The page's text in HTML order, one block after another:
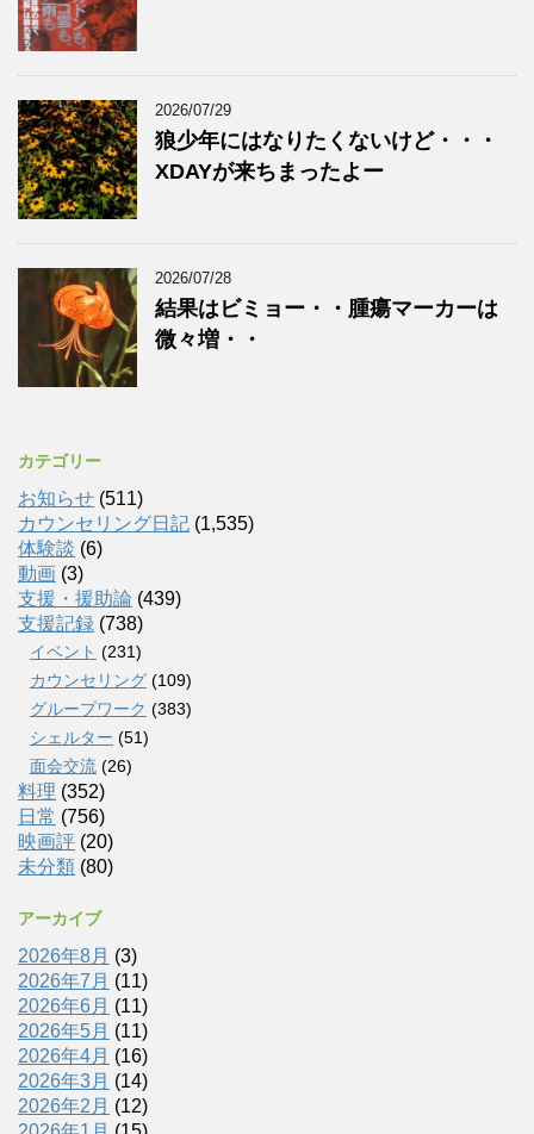
2026/07/29
狼少年にはなりたくないけど・・・
XDAYが来ちまったよー
2026/07/28
結果はビミョー・・腫瘍マーカーは
微々増・・
カテゴリー
お知らせ (511)
カウンセリング日記 (1,535)
体験談 (6)
動画 (3)
支援・援助論 (439)
支援記録 (738)
イベント (231)
カウンセリング (109)
グループワーク (383)
シェルター (51)
面会交流 (26)
料理 (352)
日常 (756)
映画評 (20)
未分類 (80)
アーカイブ
2026年8月 (3)
2026年7月 (11)
2026年6月 (11)
2026年5月 (11)
2026年4月 (16)
2026年3月 (14)
2026年2月 (12)